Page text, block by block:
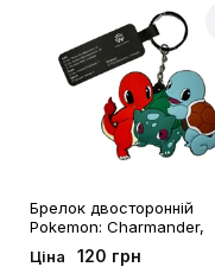
Брелок двосторонній
Pokemon: Charmander,
Bulbasaur, Squirtle, (9140)
Ціна 120 грн